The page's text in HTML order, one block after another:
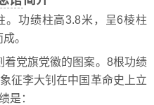
功绩柱高3.8米，呈6棱柱
。
党旗党徽的图案。8根功绩
征李大钊在中国革命史上立
是：